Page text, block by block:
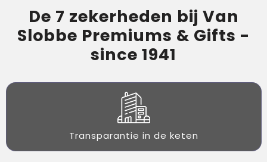
De 7 zekerheden bij Van
Slobbe Premiums & Gifts -
since 1941
Transparantie in de keten